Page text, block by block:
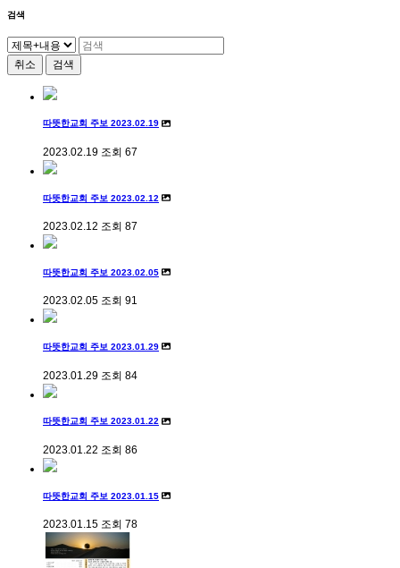
검색
취소 검색
따뜻한교회 주보 2023.02.19
2023.02.19 조회 67
따뜻한교회 주보 2023.02.12
2023.02.12 조회 87
따뜻한교회 주보 2023.02.05
2023.02.05 조회 91
따뜻한교회 주보 2023.01.29
2023.01.29 조회 84
따뜻한교회 주보 2023.01.22
2023.01.22 조회 86
따뜻한교회 주보 2023.01.15
2023.01.15 조회 78